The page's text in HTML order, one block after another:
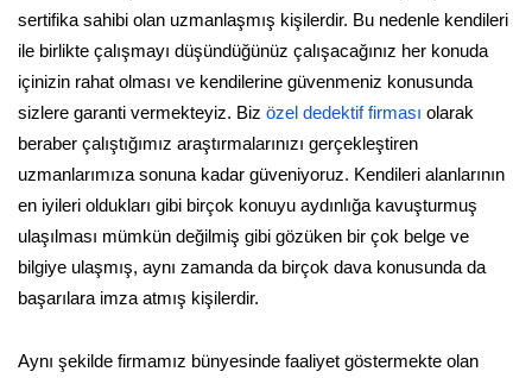
sertifika sahibi olan uzmanlaşmış kişilerdir. Bu nedenle kendileri
ile birlikte çalışmayı düşündüğünüz çalışacağınız her konuda
içinizin rahat olması ve kendilerine güvenmeniz konusunda
sizlere garanti vermekteyiz. Biz özel dedektif firması olarak
beraber çalıştığımız araştırmalarınızı gerçekleştiren
uzmanlarımıza sonuna kadar güveniyoruz. Kendileri alanlarının
en iyileri oldukları gibi birçok konuyu aydınlığa kavuşturmuş
ulaşılması mümkün değilmiş gibi gözüken bir çok belge ve
bilgiye ulaşmış, aynı zamanda da birçok dava konusunda da
başarılara imza atmış kişilerdir.
Aynı şekilde firmamız bünyesinde faaliyet göstermekte olan